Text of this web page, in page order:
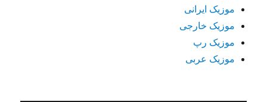
موزیک ایرانی
موزیک خارجی
موزیک رپ
موزیک عربی